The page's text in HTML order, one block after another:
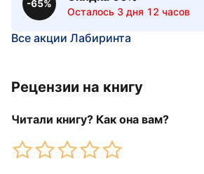
-65%
Осталось 3 дня 12 часов
Все акции Лабиринта
Рецензии на книгу
Читали книгу? Как она вам?